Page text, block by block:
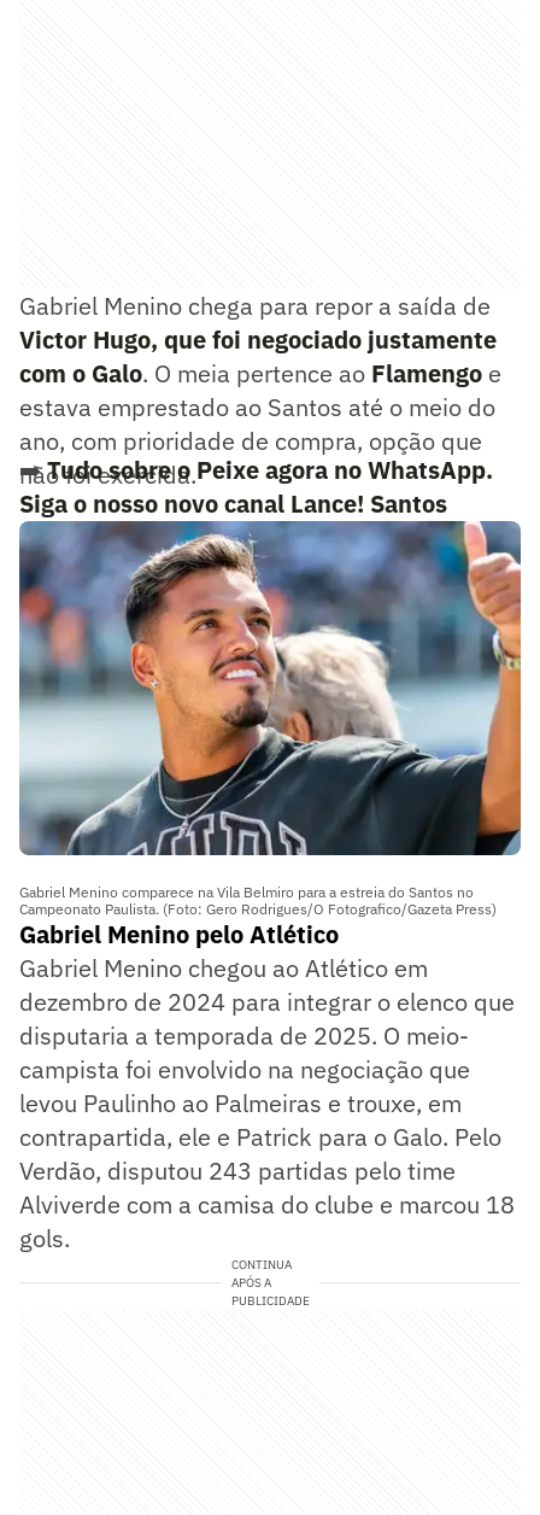
Gabriel Menino chega para repor a saída de
Victor Hugo, que foi negociado justamente
com o Galo. O meia pertence ao Flamengo e
estava emprestado ao Santos até o meio do
ano, com prioridade de compra, opção que
não foi exercida.
➡️Tudo sobre o Peixe agora no WhatsApp.
Siga o nosso novo canal Lance! Santos
Gabriel Menino comparece na Vila Belmiro para a estreia do Santos no
Campeonato Paulista. (Foto: Gero Rodrigues/O Fotografico/Gazeta Press)
Gabriel Menino pelo Atlético
Gabriel Menino chegou ao Atlético em
dezembro de 2024 para integrar o elenco que
disputaria a temporada de 2025. O meio-
campista foi envolvido na negociação que
levou Paulinho ao Palmeiras e trouxe, em
contrapartida, ele e Patrick para o Galo. Pelo
Verdão, disputou 243 partidas pelo time
Alviverde com a camisa do clube e marcou 18
gols.
CONTINUA
APÓS A
PUBLICIDADE